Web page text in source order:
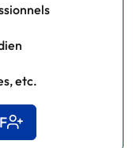
etc.